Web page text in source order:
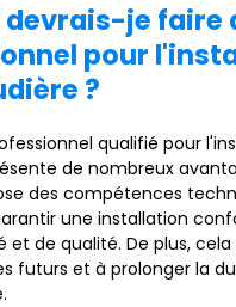
devrais-je faire
pour
?
qualifié pour
de nombreux
des compétences
une installation
et de qualité. De plus,
futurs et à prolonger la